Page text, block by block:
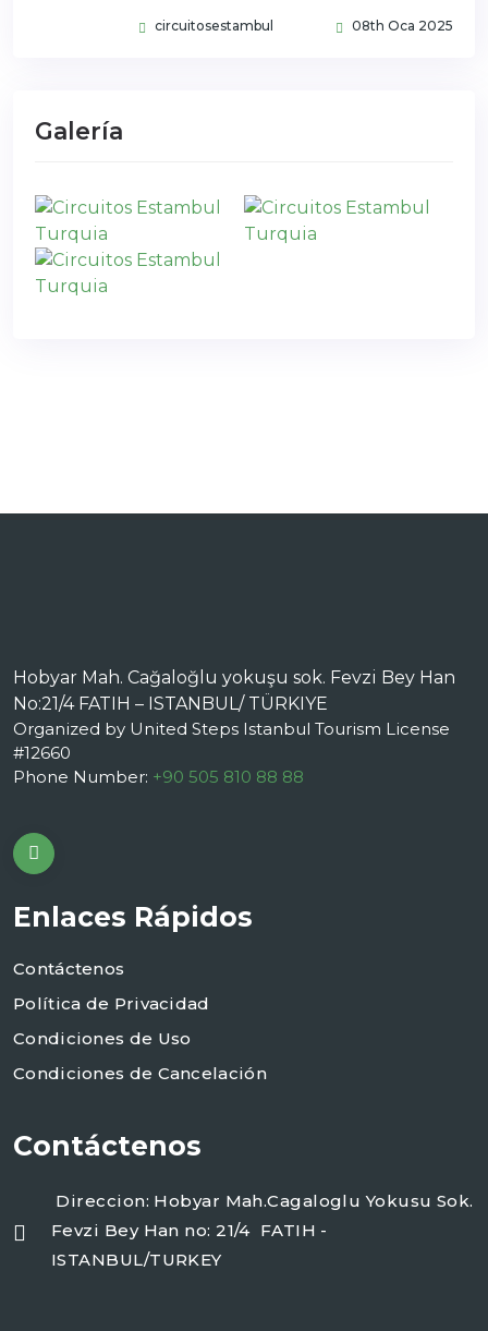
circuitosestambul 08th Oca 2025
Galería
Hobyar Mah. Cağaloğlu yokuşu sok. Fevzi Bey Han
No:21/4 FATIH – ISTANBUL/ TÜRKIYE
Organized by United Steps Istanbul Tourism License
#12660
Phone Number: +90 505 810 88 88
Enlaces Rápidos
Contáctenos
Política de Privacidad
Condiciones de Uso
Condiciones de Cancelación
Contáctenos
Direccion: Hobyar Mah.Cagaloglu Yokusu Sok.
Fevzi Bey Han no: 21/4 FATIH -
ISTANBUL/TURKEY